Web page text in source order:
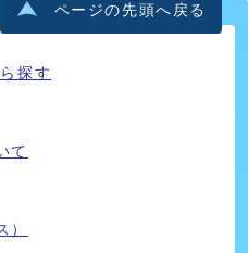
ページの先頭へ戻る
探す
て
）